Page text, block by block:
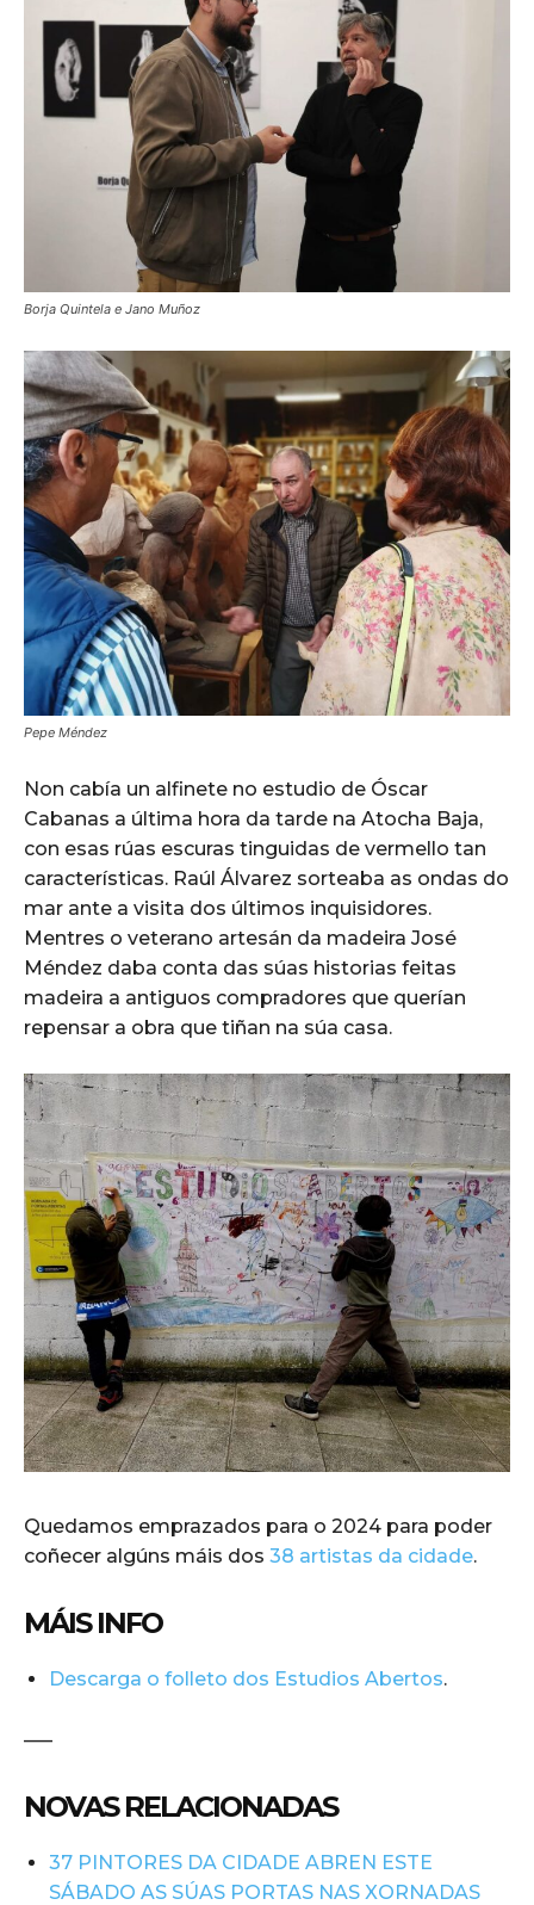
Borja Quintela e Jano Muñoz
Pepe Méndez
Non cabía un alfinete no estudio de Óscar
Cabanas a última hora da tarde na Atocha Baja,
con esas rúas escuras tinguidas de vermello tan
características. Raúl Álvarez sorteaba as ondas do
mar ante a visita dos últimos inquisidores.
Mentres o veterano artesán da madeira José
Méndez daba conta das súas historias feitas
madeira a antiguos compradores que querían
repensar a obra que tiñan na súa casa.
Quedamos emprazados para o 2024 para poder
coñecer algúns máis dos 38 artistas da cidade.
MÁIS INFO
Descarga o folleto dos Estudios Abertos.
—–
NOVAS RELACIONADAS
37 PINTORES DA CIDADE ABREN ESTE
SÁBADO AS SÚAS PORTAS NAS XORNADAS